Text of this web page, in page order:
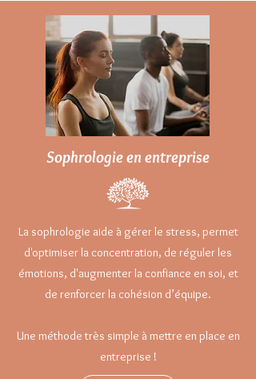
Sophrologie en entreprise
La sophrologie aide à gérer le stress, permet
d'optimiser la concentration, de réguler les
émotions, d'augmenter la confiance en soi, et
de renforcer la cohésion d’équipe.
Une méthode très simple à mettre en place en
entreprise !